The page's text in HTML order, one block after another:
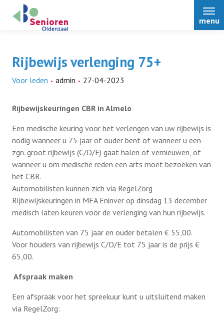
menu
Nieuws
Bestuur
Informatie
Activiteiten
Terugblikken
Contact
Rijbewijs verlenging 75+
Voor leden admin 27-04-2023
Rijbewijskeuringen CBR in Almelo
Een medische keuring voor het verlengen van uw rijbewijs is
nodig wanneer u 75 jaar of ouder bent of wanneer u een
zgn. groot rijbewijs (C/D/E) gaat halen of vernieuwen, of
wanneer u om medische reden een arts moet bezoeken van
het CBR.
Automobilisten kunnen zich via RegelZorg
Rijbewijskeuringen in MFA Eninver op dinsdag 13 december
medisch laten keuren voor de verlenging van hun rijbewijs.
Automobilisten van 75 jaar en ouder betalen € 55,00.
Voor houders van rijbewijs C/D/E tot 75 jaar is de prijs €
65,00.
Afspraak maken
Een afspraak voor het spreekuur kunt u uitsluitend maken
via RegelZorg: